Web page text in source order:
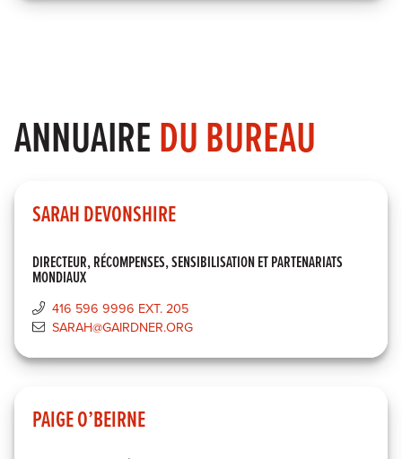
ANNUAIREDU BUREAU
SARAH DEVONSHIRE
DIRECTEUR, RÉCOMPENSES, SENSIBILISATION ET PARTENARIATS
MONDIAUX
416 596 9996 EXT. 205
SARAH@GAIRDNER.ORG
PAIGE O’BEIRNE